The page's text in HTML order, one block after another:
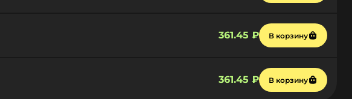
361.45 ₽ В корзину
361.45 ₽ В корзину